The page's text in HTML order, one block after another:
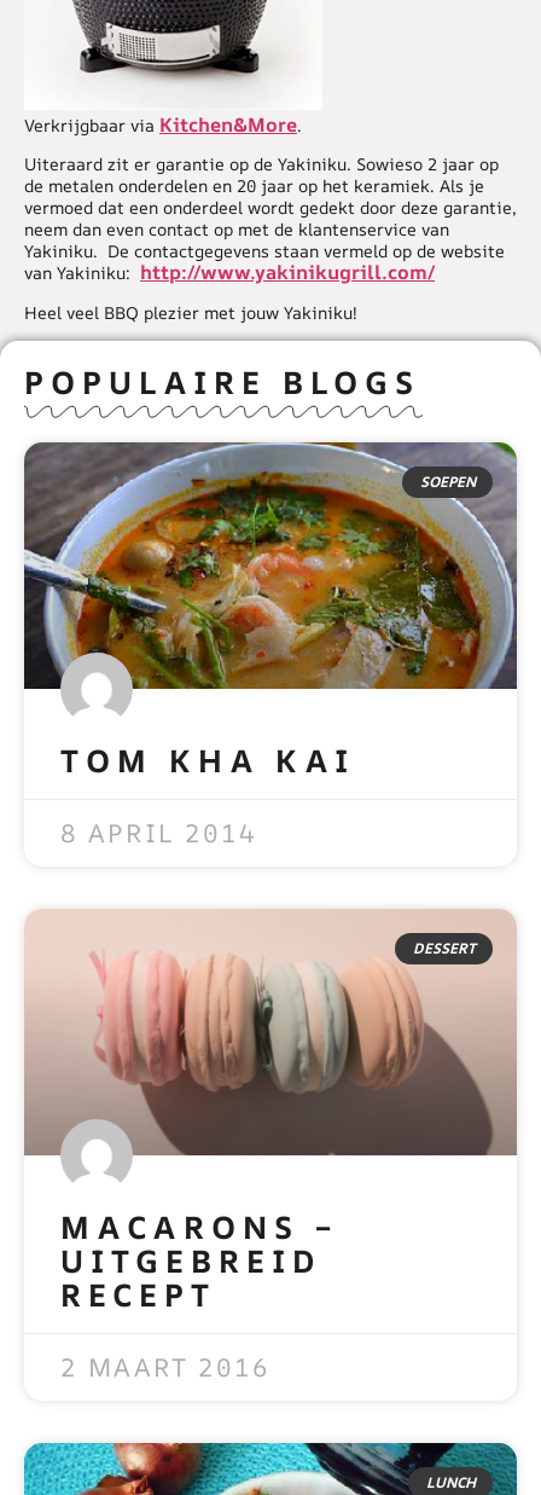
Verkrijgbaar via Kitchen&More.
Uiteraard zit er garantie op de Yakiniku. Sowieso 2 jaar op
de metalen onderdelen en 20 jaar op het keramiek. Als je
vermoed dat een onderdeel wordt gedekt door deze garantie,
neem dan even contact op met de klantenservice van
Yakiniku. De contactgegevens staan vermeld op de website
van Yakiniku: http://www.yakinikugrill.com/
Heel veel BBQ plezier met jouw Yakiniku!
POPULAIRE BLOGS
SOEPEN
TOM KHA KAI
8 APRIL 2014
DESSERT
MACARONS –
UITGEBREID
RECEPT
2 MAART 2016
LUNCH